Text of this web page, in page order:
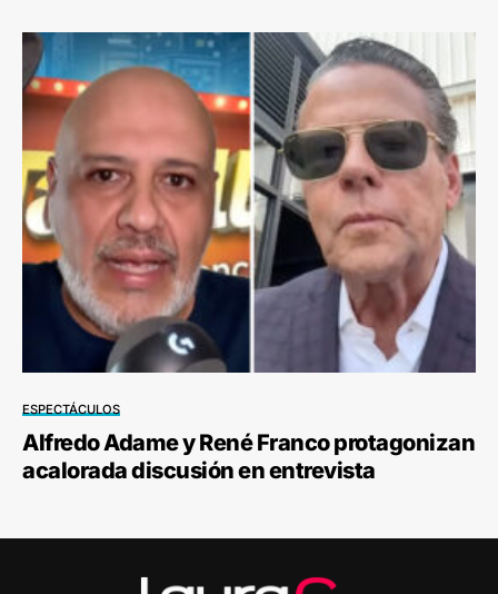
ESPECTÁCULOS
Alfredo Adame y René Franco protagonizan
acalorada discusión en entrevista